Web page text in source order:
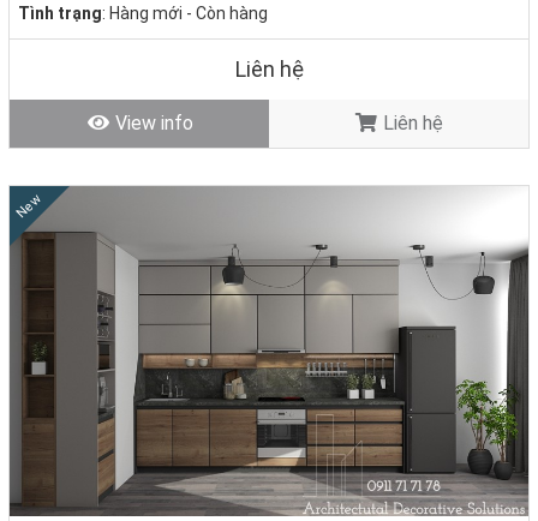
Vì Sao Nhiều Gia Đình Đang Gặp Rắc Rối Khi Làm Tủ
Bếp Gỗ?
– Không biết chọn loại tủ bếp nào cho hợp không gian, ngân sách?
Đã từng gặp phải đơn vị thi công chậm trễ, tủ bếp gỗ không giống
thiết kế?
Ngại mua tủ gỗ tự nhiên vì giá quá cao, dễ cong vênh, mối mọt?
Bối rối giữa quá nhiều lựa chọn mà không có chuyên gia hướng
dẫn cụ thể?
Nội thất Nhà Decor hiểu điều đó, và đem đến giải pháp mới giúp bạn
Tình trạng: Hàng mới - Còn hàng
Liên hệ
View info Liên hệ
New